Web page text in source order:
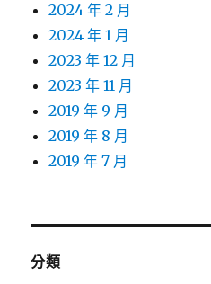
2024 年 2 月
2024 年 1 月
2023 年 12 月
2023 年 11 月
2019 年 9 月
2019 年 8 月
2019 年 7 月
分類